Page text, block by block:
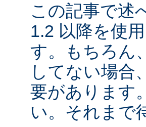
この記事で述
1.2 以降を使
す。もちろん
してない場合
要があります
い。それまで